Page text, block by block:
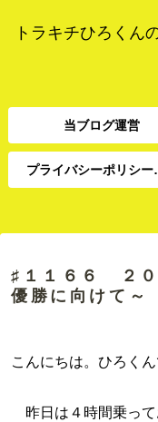
トラキチひろく
当ブログ運営
プライ
♯１１６６ ２
優勝に向けて～
こんにちは。ひろくん
昨日は４時間乗って